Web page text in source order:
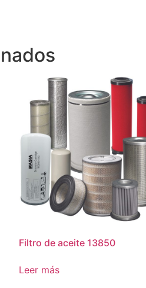
Filtro de aceite 13850
Leer más